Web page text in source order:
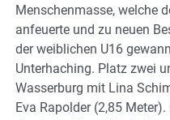
Menschenmasse, welche
anfeuerte und zu neuen
der weiblichen U16
Unterhaching. Platz zwei
Wasserburg mit Lina
Eva Rapolder (2,85